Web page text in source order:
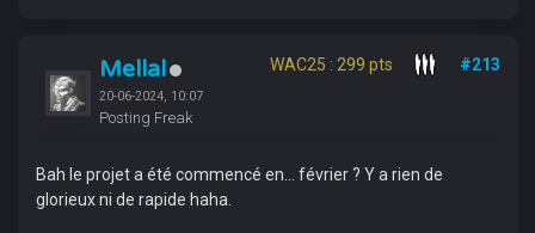
Mellal
20-06-2024, 10:07
Posting Freak
WAC25 : 299 pts #213
Bah le projet a été commencé en... février ? Y a rien de
glorieux ni de rapide haha.